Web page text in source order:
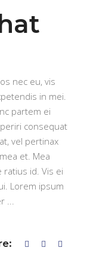
nec eu, vis
in mei.
partem ei
consequat
vel pertinax
et. Mea
id. Vis ei
Lorem ipsum